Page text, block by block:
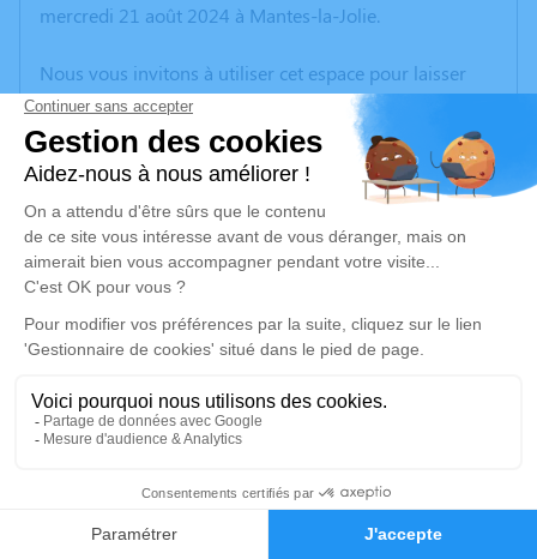
Faire-part Hommages
mercredi 21 août 2024 à Mantes-la-Jolie.
Nous vous invitons à utiliser cet espace pour laisser
vos condoléances, partager des photos souvenirs, une
anecdote ou exprimer vos pensées à travers des
poèmes ou des textes. Cet endroit est un lieu
d'expression dédié à honorer la mémoire de Roland
BLANCHARD.
Un service de plantation d’arbre hommage est
disponible ici.
Je rends hommage
Crémation
Crématorium des Yvelines de Les Mureaux
52 Rue de la Nouvelle France